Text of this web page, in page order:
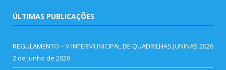
ÚLTIMAS PUBLICAÇÕES
REGULAMENTO – V INTERMUNICIPAL DE QUADRILHAS JUNINAS 2026
2 de junho de 2026